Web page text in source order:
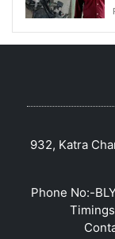
932, Katra
Phone No:-